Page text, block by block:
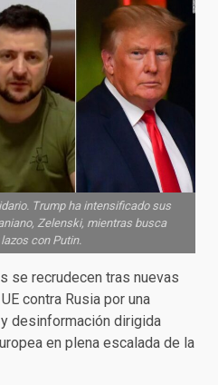
Trump ha intensificado sus
Zelenski, mientras busca
con Putin.
se recrudecen tras nuevas
contra Rusia por una
desinformación dirigida
en plena escalada de la